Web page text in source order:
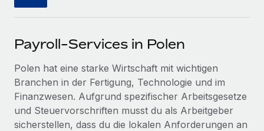
Integrationen
Tools
DIENSTLEISTUNGEN
Frag unsere Expert:innen
Hilfe von Expert:innen für globale HR & Compliance
Flexible Einbettung von Global-HR-Funktionen in deine
Entdecke die Möglichkeiten einer Partnerschaft
Remote Build
Demnächst verfügbar
Beratung zu Integrationen und KI-Automatisierung
Webinare
Events
Newsroom
Informationen zu Gehältern und Qualifikationen
Insights Center
Payroll-Services in Polen
Polen hat eine starke Wirtschaft mit wichtigen
Branchen in der Fertigung, Technologie und im
Finanzwesen. Aufgrund spezifischer Arbeitsgesetze
und Steuervorschriften musst du als Arbeitgeber
sicherstellen, dass du die lokalen Anforderungen an